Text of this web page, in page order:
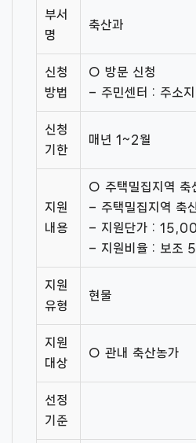
부서
명
축산과
신청
방법
○ 방문 신청
– 주민센터 : 주소지
신청
기한
매년 1~2월
지원
내용
○ 주택밀집지역 축
– 주택밀집지역 축
– 지원단가 :
– 지원비율 : 보조
지원
유형
현물
지원
대상
○ 관내 축산농가
선정
기준